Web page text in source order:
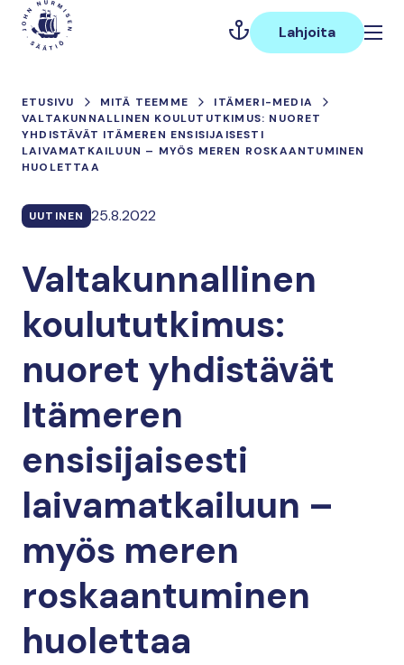
Hyppää
sisältöön
Päävalikko
Lahjoita
ETUSIVU MITÄ TEEMME
ITÄMERI-MEDIA
VALTAKUNNALLINEN KOULUTUTKIMUS: NUORET
YHDISTÄVÄT ITÄMEREN ENSISIJAISESTI
LAIVAMATKAILUUN – MYÖS MEREN ROSKAANTUMINEN
HUOLETTAA
UUTINEN 25.8.2022
Valtakunnallinen
koulututkimus:
nuoret yhdistävät
Itämeren
ensisijaisesti
laivamatkailuun –
myös meren
roskaantuminen
huolettaa